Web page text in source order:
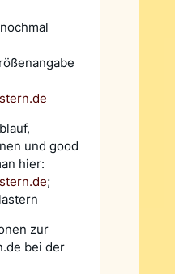
und good
hier:
;
zur
bei der